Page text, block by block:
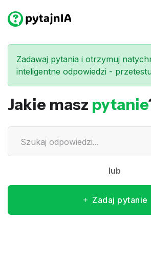
Zadawaj pytania i otrzymuj
inteligentne odpowiedzi -
Jakie masz pytanie
lub
Zadaj pytanie